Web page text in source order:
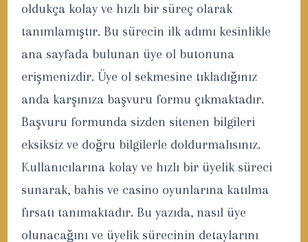
oldukça kolay ve hızlı bir süreç olarak
tanımlamıştır. Bu sürecin ilk adımı kesinlikle
ana sayfada bulunan üye ol butonuna
erişmenizdir. Üye ol sekmesine tıkladığınız
anda karşınıza başvuru formu çıkmaktadır.
Başvuru formunda sizden sitenen bilgileri
eksiksiz ve doğru bilgilerle doldurmalısınız.
Kullanıcılarına kolay ve hızlı bir üyelik süreci
sunarak, bahis ve casino oyunlarına katılma
fırsatı tanımaktadır. Bu yazıda, nasıl üye
olunacağını ve üyelik sürecinin detaylarını